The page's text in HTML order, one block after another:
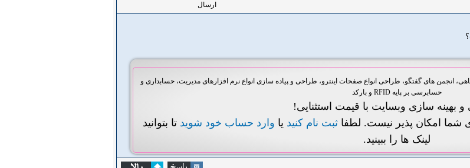
ارسال
های گفتگو، طراحی انواع صفحات اینترو، طراحی و پیاده سازی انواع نرم افزارهای مدیریت، حسابداری و
حسابرسی بر پایه RFID و بارکد
بهینه سازی وبسایت با قیمت استثنایی!
شما امکان پذیر نیست. لطفاثبت نام کنید یا وارد حساب خود شوید تا بتوانید
لینک ها را ببینید.